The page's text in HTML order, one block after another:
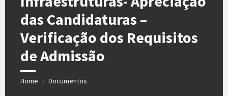
das Candidaturas –
Verificação dos Requisitos
de Admissão
Home / Documentos